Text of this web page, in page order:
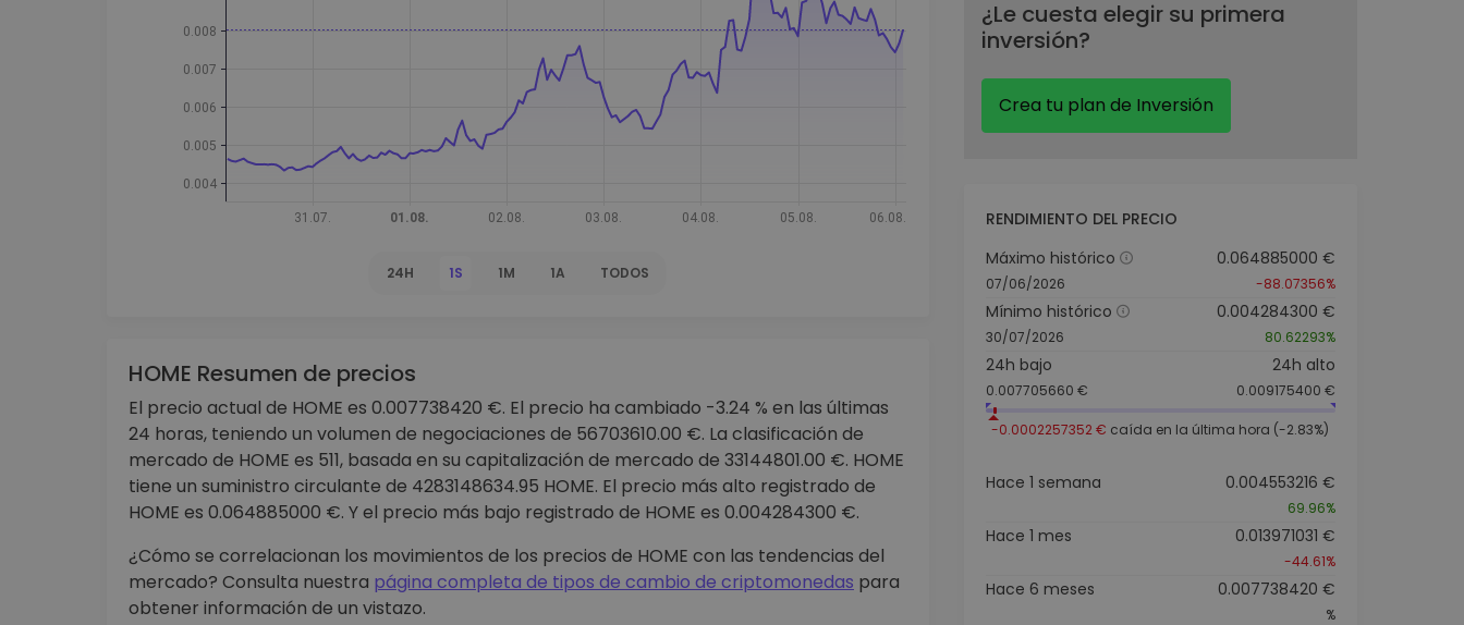
Explorador de inversiones
Encuentra tu estrategia cripto
24H 1S 1M 1A TODOS
HOME Resumen de precios
El precio actual de HOME es 0.007738420 €. El precio ha cambiado -3.24 % en las últimas
24 horas, teniendo un volumen de negociaciones de 56703610.00 €. La clasificación de
mercado de HOME es 511, basada en su capitalización de mercado de 33144801.00 €. HOME
tiene un suministro circulante de 4283148634.95 HOME. El precio más alto registrado de
HOME es 0.064885000 €. Y el precio más bajo registrado de HOME es 0.004284300 €.
¿Cómo se correlacionan los movimientos de los precios de HOME con las tendencias del
mercado? Consulta nuestra página completa de tipos de cambio de criptomonedas para
obtener información de un vistazo.
¿Le cuesta elegir su primera
inversión?
Crea tu plan de Inversión
RENDIMIENTO DEL PRECIO
Máximo histórico
07/06/2026
0.064885000 €
-88.07356%
Mínimo histórico
30/07/2026
0.004284300 €
80.62293%
24h bajo
0.007705660 €
24h alto
0.009175400 €
-0.0002257352 € caída en la última hora (-2.83%)
Hace 1 semana 0.004553216 €
69.96%
Hace 1 mes 0.013971031 €
-44.61%
Hace 6 meses 0.007738420 €
%